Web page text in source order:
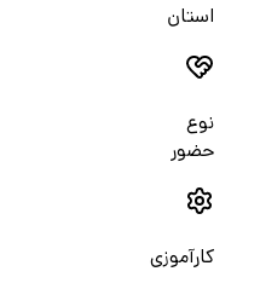
استان
نوع
حضور
کارآموزی